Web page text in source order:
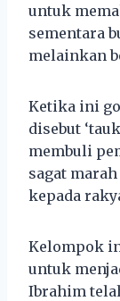
untuk
sementara
melainkan
Ketika ini
disebut
membuli
sagat
kepada
Kelompok
untuk
Ibrahim